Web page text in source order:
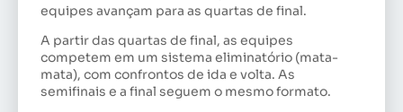
equipes avançam para as quartas de final.
A partir das quartas de final, as equipes
competem em um sistema eliminatório (mata-
mata), com confrontos de ida e volta. As
semifinais e a final seguem o mesmo formato.